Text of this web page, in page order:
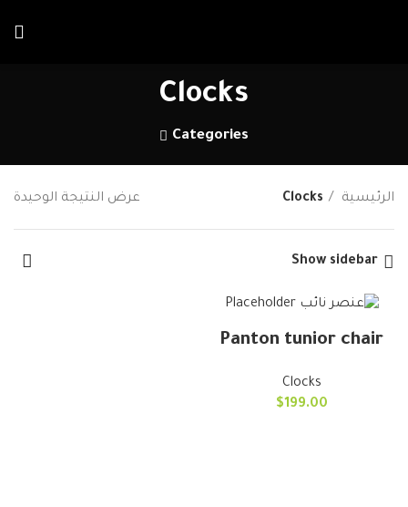
Clocks
Categories
الرئيسية Clocks عرض النتيجة الوحيدة
Show sidebar
Panton tunior chair
Clocks
$199.00